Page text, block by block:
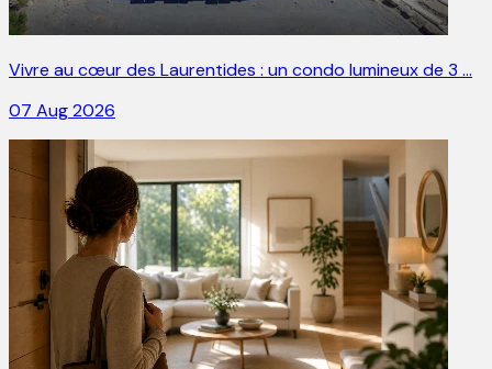
Vivre au cœur des Laurentides : un condo lumineux de 3 …
07 Aug 2026